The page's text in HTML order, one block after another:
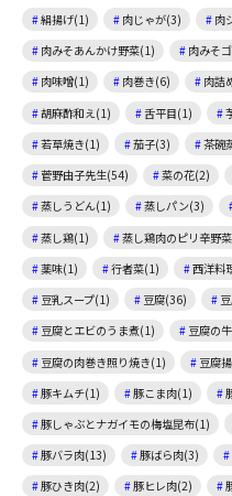
絹揚げ(1)
肉じゃが(3) 肉
肉みそあんかけ野菜(1)
肉みそ
肉味噌(1)
肉巻き(6) 肉詰
胡麻酢和え(1)
舌平目(1)
若草焼き(1)
茄子(3) 茶碗
菅野由子先生(54)
菜の花(2)
蒸しうどん(1)
蒸しパン(3)
蒸し鶏(1)
蒸し鶏肉のピリ辛野
薬味(1)
行者菜(1) 西洋料
豆乳スープ(1)
豆腐(36)
豆腐とエビのうま煮(1)
豆腐の
豆腐の肉巻き照り焼き(1)
豆腐
豚キムチ(1)
豚こま肉(1)
豚しゃぶとナガイモの梅塩昆布(1)
豚バラ肉(13)
豚ばら肉(3)
豚ひき肉(2)
豚ヒレ肉(2)